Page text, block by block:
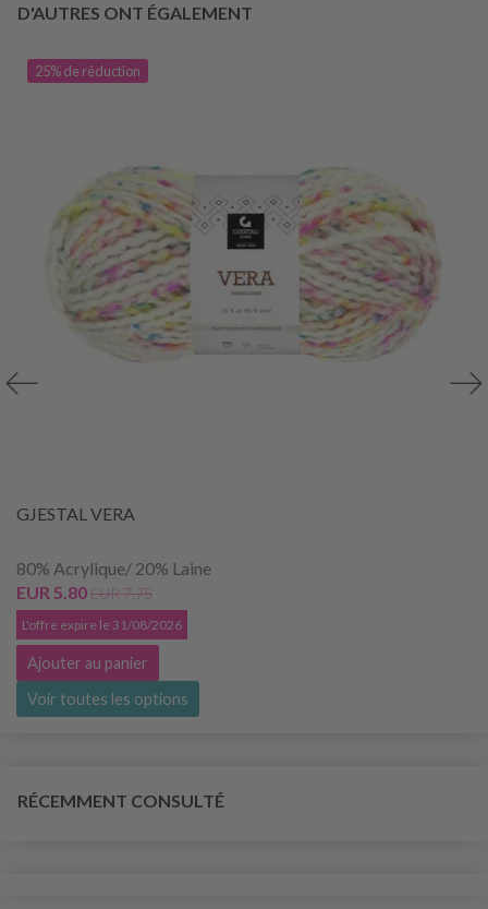
D'AUTRES ONT ÉGALEMENT
25% de réduction
GJESTAL VERA
80% Acrylique/ 20% Laine
EUR 5.80EUR 7.75
L'offre expire le 31/08/2026
Ajouter au panier
Voir toutes les options
RÉCEMMENT CONSULTÉ